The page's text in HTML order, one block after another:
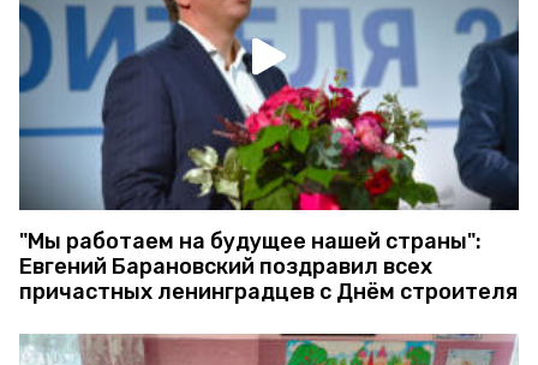
"Мы работаем на будущее нашей страны":
Евгений Барановский поздравил всех
причастных ленинградцев с Днём строителя